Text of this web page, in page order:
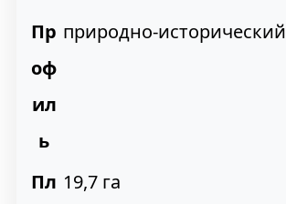
Пр
оф
ил
ь
природно-исторический
Пл 19,7 га